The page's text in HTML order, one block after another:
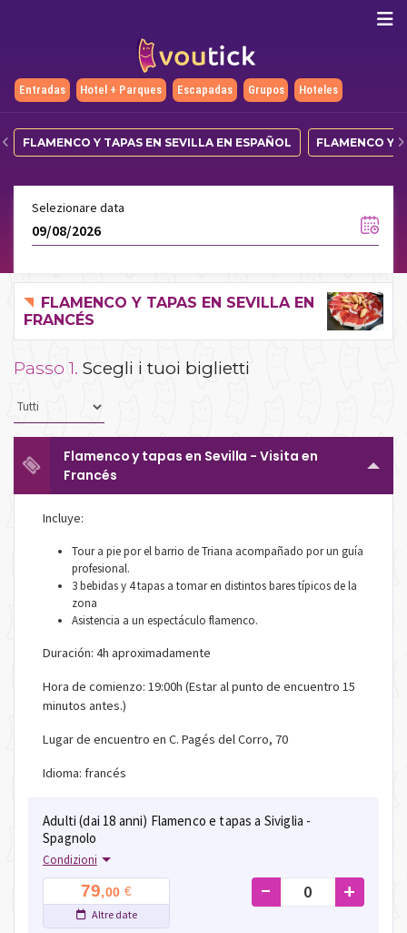
Entradas Hotel + Parques Escapadas Grupos Hoteles
FLAMENCO Y TAPAS EN SEVILLA EN ESPAÑOL FLAMENCO Y
Selezionare data
FLAMENCO Y TAPAS EN SEVILLA EN
FRANCÉS
Passo 1. Scegli i tuoi biglietti
Flamenco y tapas en Sevilla - Visita en
Francés
Incluye:
Tour a pie por el barrio de Triana acompañado por un guía
profesional.
3 bebidas y 4 tapas a tomar en distintos bares típicos de la
zona
Asistencia a un espectáculo flamenco.
Duración: 4h aproximadamente
Hora de comienzo: 19:00h (Estar al punto de encuentro 15
minutos antes.)
Lugar de encuentro en C. Pagés del Corro, 70
Idioma: francés
79,00 €
Altre date
Adulti (dai 18 anni) Flamenco e tapas a Siviglia -
Spagnolo
Condizioni
- +